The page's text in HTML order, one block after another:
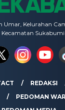
Umar, Kelurahan
Kecamatan Sukabumi
REDAKSI
PEDOMAN